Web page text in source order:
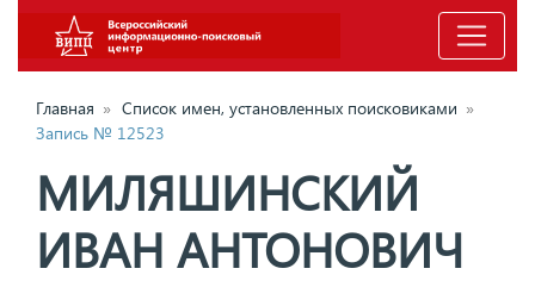
Главная » Список имен, установленных поисковиками »
Запись № 12523
МИЛЯШИНСКИЙ
ИВАН АНТОНОВИЧ